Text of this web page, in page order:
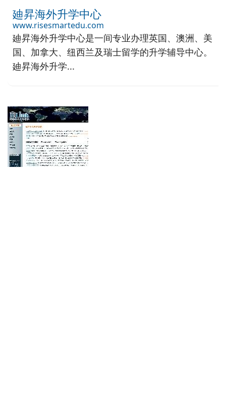
廸昇海外升学中心
www.risesmartedu.com
廸昇海外升学中心是一间专业办理英国、澳洲、美
国、加拿大、纽西兰及瑞士留学的升学辅导中心。
廸昇海外升学...